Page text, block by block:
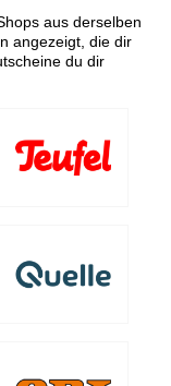
aus derselben
angezeigt, die dir
du dir